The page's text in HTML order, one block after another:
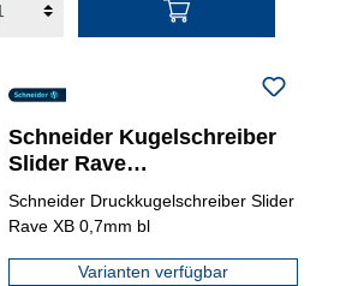
Schneider Kugelschreiber
Slider Rave
dokumentenecht
Schneider Druckkugelschreiber Slider
Rave XB 0,7mm bl
Varianten verfügbar